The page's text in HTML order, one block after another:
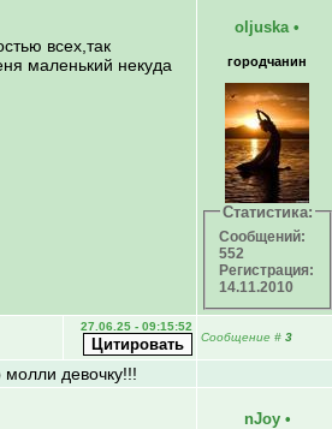
всех,так
маленький некуда
oljuska •
городчанин
Статистика:
Сообщений:
552
Регистрация:
14.11.2010
27.06.25 - 09:15:52
Сообщение # 3
девочку!!!
nJoy •